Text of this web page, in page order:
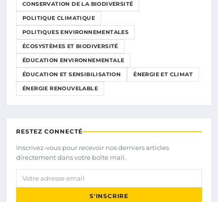
CONSERVATION DE LA BIODIVERSITÉ
POLITIQUE CLIMATIQUE
POLITIQUES ENVIRONNEMENTALES
ÉCOSYSTÈMES ET BIODIVERSITÉ
ÉDUCATION ENVIRONNEMENTALE
ÉDUCATION ET SENSIBILISATION ÉNERGIE ET CLIMAT
ÉNERGIE RENOUVELABLE
RESTEZ CONNECTÉ
Inscrivez-vous pour recevoir nos derniers articles
directement dans votre boîte mail.
Votre adresse email
S'INSCRIRE